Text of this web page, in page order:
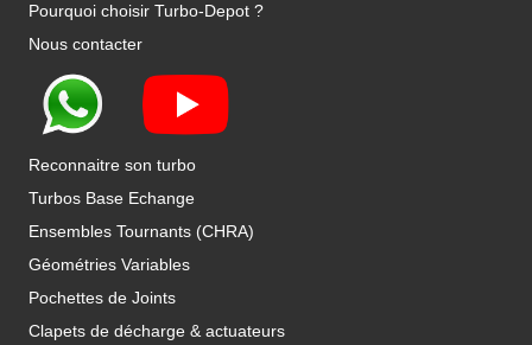
Pourquoi choisir Turbo-Depot ?
Nous contacter
Reconnaitre son turbo
Turbos Base Echange
Ensembles Tournants (CHRA)
Géométries Variables
Pochettes de Joints
Clapets de décharge & actuateurs